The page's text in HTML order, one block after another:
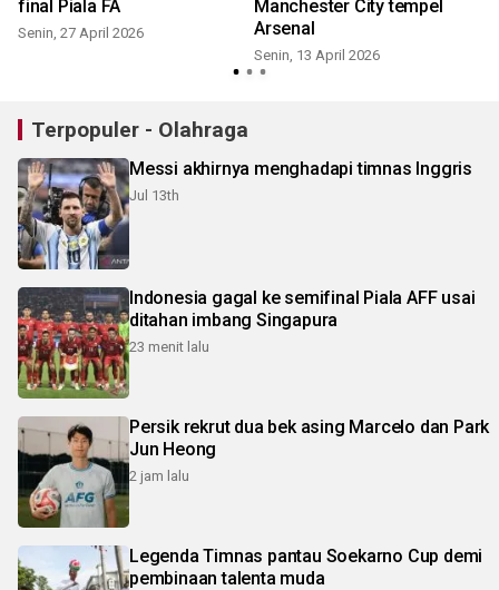
final Piala FA
Senin, 27 April 2026
Manchester City tempel
Arsenal
Senin, 13 April 2026
Terpopuler - Olahraga
Messi akhirnya menghadapi timnas Inggris
Jul 13th
Indonesia gagal ke semifinal Piala AFF usai
ditahan imbang Singapura
23 menit lalu
Persik rekrut dua bek asing Marcelo dan Park
Jun Heong
2 jam lalu
Legenda Timnas pantau Soekarno Cup demi
pembinaan talenta muda